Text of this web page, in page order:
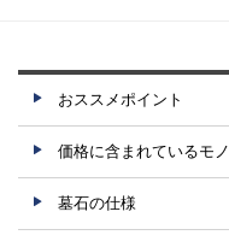
おススメポイント
価格に含まれているモノ
墓石の仕様